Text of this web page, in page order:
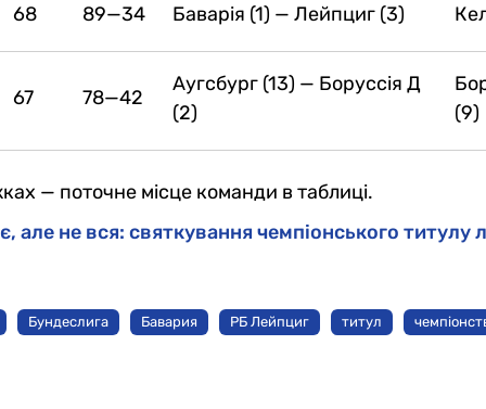
68 89—34 Баварія (1) — Лейпциг (3)
67 78—42
Аугсбург (13) — Боруссія Д
(2)
(9)
— поточне місце команди в таблиці.
але не вся: святкування чемпіонського титулу
Бундеслига Бавария РБ Лейпциг титул